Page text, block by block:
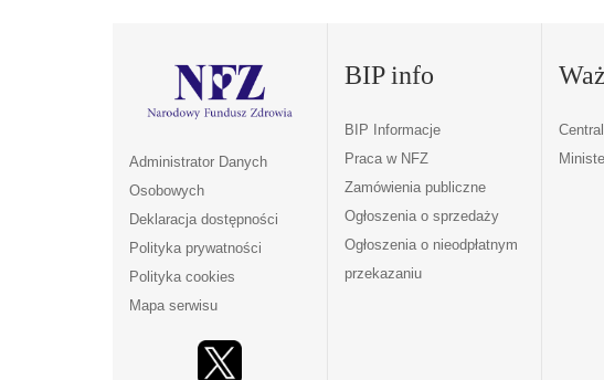
Administrator Danych
Osobowych
Deklaracja dostępności
Polityka prywatności
Polityka cookies
Mapa serwisu
BIP info
BIP Informacje
Praca w NFZ
Zamówienia publiczne
Ogłoszenia o sprzedaży
Ogłoszenia o nieodpłatnym
przekazaniu